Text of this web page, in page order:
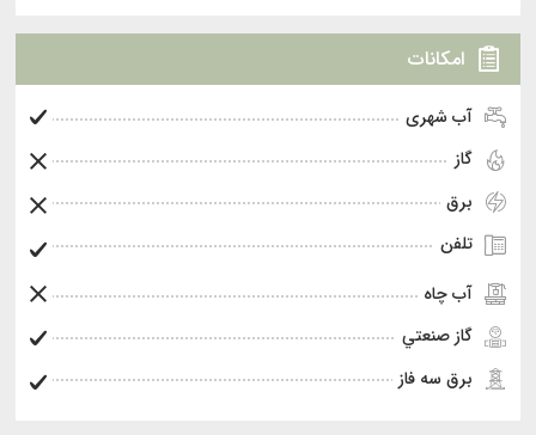
امکانات
آب شهری
گاز
برق
تلفن
آب چاه
گاز صنعتي
برق سه فاز